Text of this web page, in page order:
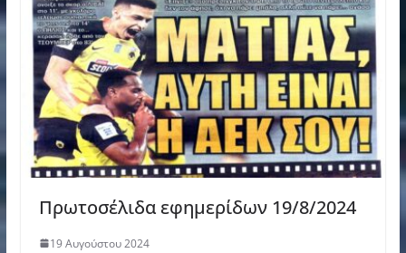
Πρωτοσέλιδα εφημερίδων 19/8/2024
19 Αυγούστου 2024